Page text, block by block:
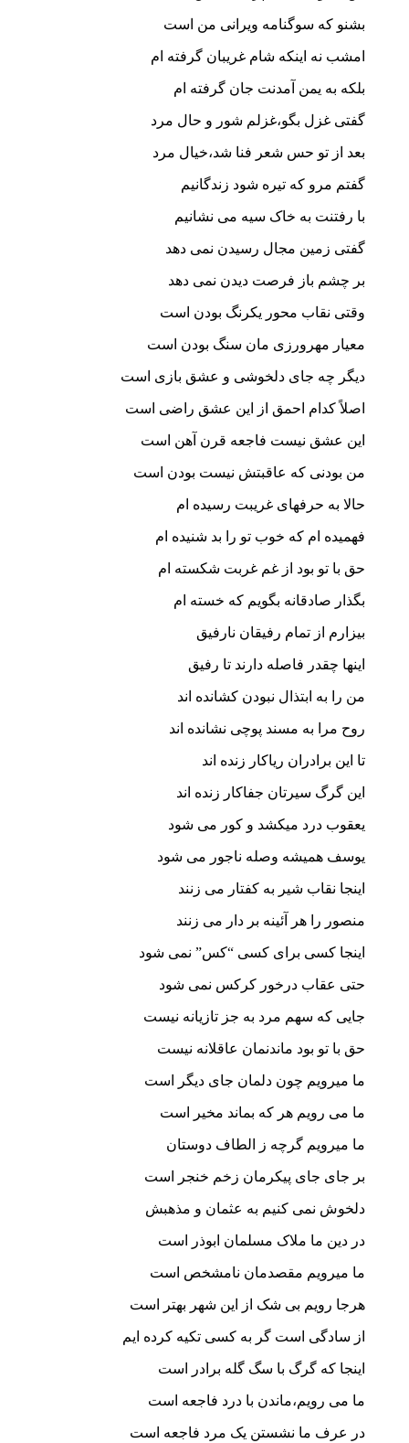
بشنو که سوگنامه ویرانی من است
امشب نه اینکه شام غریبان گرفته ام
بلکه به یمن آمدنت جان گرفته ام
گفتی غزل بگو،غزلم شور و حال مرد
بعد از تو حس شعر فنا شد،خیال مرد
گفتم مرو که تیره شود زندگانیم
با رفتنت به خاک سیه می نشانیم
گفتی زمین مجال رسیدن نمی دهد
بر چشم باز فرصت دیدن نمی دهد
وقتی نقاب محور یکرنگ بودن است
معیار مهرورزی مان سنگ بودن است
دیگر چه جای دلخوشی و عشق بازی است
اصلاً کدام احمق از این عشق راضی است
این عشق نیست فاجعه قرن آهن است
من بودنی که عاقبتش نیست بودن است
حالا به حرفهای غریبت رسیده ام
فهمیده ام که خوب تو را بد شنیده ام
حق با تو بود از غم غربت شکسته ام
بگذار صادقانه بگویم که خسته ام
بیزارم از تمام رفیقان نارفیق
اینها چقدر فاصله دارند تا رفیق
من را به ابتذال نبودن کشانده اند
روح مرا به مسند پوچی نشانده اند
تا این برادران ریاکار زنده اند
این گرگ سیرتان جفاکار زنده اند
یعقوب درد میکشد و کور می شود
یوسف همیشه وصله ناجور می شود
اینجا نقاب شیر به کفتار می زنند
منصور را هر آئینه بر دار می زنند
اینجا کسی برای کسی “کس” نمی شود
حتی عقاب درخور کرکس نمی شود
جایی که سهم مرد به جز تازیانه نیست
حق با تو بود ماندنمان عاقلانه نیست
ما میرویم چون دلمان جای دیگر است
ما می رویم هر که بماند مخیر است
ما میرویم گرچه ز الطاف دوستان
بر جای جای پیکرمان زخم خنجر است
دلخوش نمی کنیم به عثمان و مذهبش
در دین ما ملاک مسلمان ابوذر است
ما میرویم مقصدمان نامشخص است
هرجا رویم بی شک از این شهر بهتر است
از سادگی است گر به کسی تکیه کرده ایم
اینجا که گرگ با سگ گله برادر است
ما می رویم،ماندن با درد فاجعه است
در عرف ما نشستن یک مرد فاجعه است